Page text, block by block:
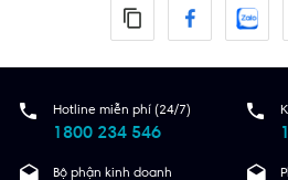
Hotline miễn phí (24/7)
1800 234 546
Bộ phận kinh doanh